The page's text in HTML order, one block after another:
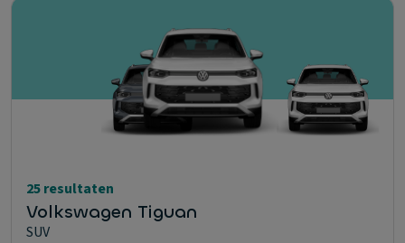
25 resultaten
Volkswagen Tiguan
SUV